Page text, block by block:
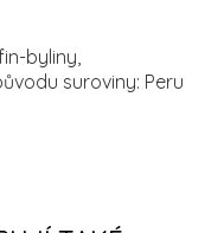
byliny,
suroviny: Peru